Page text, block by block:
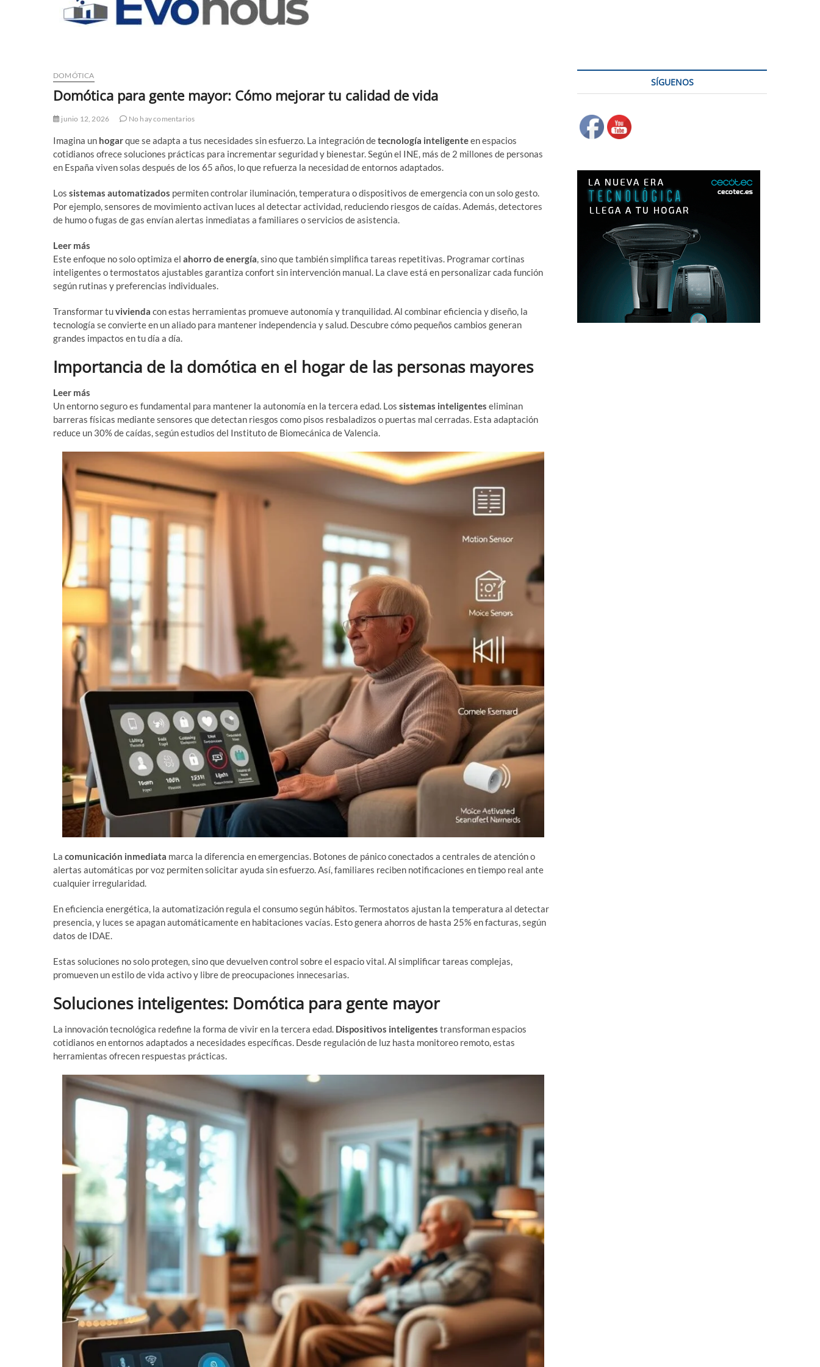
DOMÓTICA
Domótica para gente mayor: Cómo mejorar tu calidad de vida
junio 12, 2026 No hay comentarios
Imagina un hogarque se adapta a tus necesidades sin esfuerzo. La integración detecnología inteligenteen espacios
cotidianos ofrece soluciones prácticas para incrementar seguridad y bienestar. Según el INE, más de 2 millones de personas
en España viven solas después de los 65 años, lo que refuerza la necesidad de entornos adaptados.
Los sistemas automatizados permiten controlar iluminación, temperatura o dispositivos de emergencia con un solo gesto.
Por ejemplo, sensores de movimiento activan luces al detectar actividad, reduciendo riesgos de caídas. Además, detectores
de humo o fugas de gas envían alertas inmediatas a familiares o servicios de asistencia.
Leer más
Este enfoque no solo optimiza el ahorro de energía, sino que también simplifica tareas repetitivas. Programar cortinas
inteligentes o termostatos ajustables garantiza confort sin intervención manual. La clave está en personalizar cada función
según rutinas y preferencias individuales.
Transformar tuvivienda con estas herramientas promueve autonomía y tranquilidad. Al combinar eficiencia y diseño, la
tecnología se convierte en un aliado para mantener independencia y salud. Descubre cómo pequeños cambios generan
grandes impactos en tu día a día.
Importancia de la domótica en el hogar de las personas mayores
Leer más
Un entorno seguro es fundamental para mantener la autonomía en la tercera edad. Los sistemas inteligentes eliminan
barreras físicas mediante sensores que detectan riesgos como pisos resbaladizos o puertas mal cerradas. Esta adaptación
reduce un 30% de caídas, según estudios del Instituto de Biomecánica de Valencia.
La comunicación inmediata marca la diferencia en emergencias. Botones de pánico conectados a centrales de atención o
alertas automáticas por voz permiten solicitar ayuda sin esfuerzo. Así, familiares reciben notificaciones en tiempo real ante
cualquier irregularidad.
En eficiencia energética, la automatización regula el consumo según hábitos. Termostatos ajustan la temperatura al detectar
presencia, y luces se apagan automáticamente en habitaciones vacías. Esto genera ahorros de hasta 25% en facturas, según
datos de IDAE.
Estas soluciones no solo protegen, sino que devuelven control sobre el espacio vital. Al simplificar tareas complejas,
promueven un estilo de vida activo y libre de preocupaciones innecesarias.
Soluciones inteligentes: Domótica para gente mayor
La innovación tecnológica redefine la forma de vivir en la tercera edad. Dispositivos inteligentes transforman espacios
cotidianos en entornos adaptados a necesidades específicas. Desde regulación de luz hasta monitoreo remoto, estas
herramientas ofrecen respuestas prácticas.
SÍGUENOS